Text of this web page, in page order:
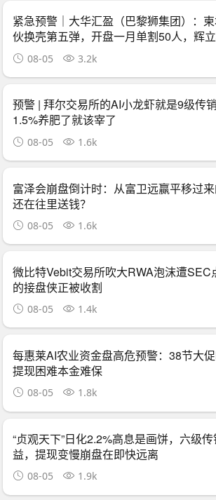
紧急预警｜大华汇盈（巴黎狮集团）：柬
伙换壳第五弹，开盘一月单割50人，辉
怎么崩的它就怎么崩
08-05 3.2k
预警 | 拜尔交易所的AI小龙虾就是9级传
1.5%养肥了就该宰了
08-05 1.6k
富泽会崩盘倒计时：从富卫远赢平移过
还在往里送钱？
08-05 1.6k
微比特Vebit交易所吹大RWA泡沫遭SEC
的接盘侠正被收割
08-05 1.4k
每惠莱AI农业资金盘高危预警：38节大
提现困难本金难保
08-05 1.8k
“贞观天下”日化2.2%高息是画饼，六级
益，提现变慢崩盘在即快远离
08-05 1.9k